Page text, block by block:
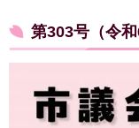
第303号（令和